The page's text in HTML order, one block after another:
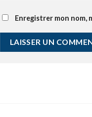
Enregistrer mon nom,